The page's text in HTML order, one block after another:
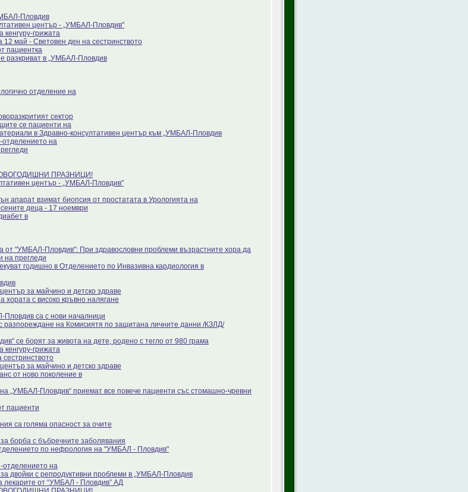
Пловдив
център - „УМБАЛ-Пловдив"
кенгуру-грижата
12 май - Световен ден на сестринството
пациентка
разкриват в „УМБАЛ-Пловдив
отделение на
сектор
се пациенти на
в Здравно-консултативен център към „УМБАЛ-Пловдив
отделението на
ПРАЗНИЦИ!
център - „УМБАЛ-Пловдив"
апарат взимат биопсия от простатата в Урологията на
деца - 17 ноември
в
от "УМБАЛ-Пловдив": При здравословни проблеми възрастните хора да
на прегледи
годишно в Отделението по Инвазивна кардиология в
за майчино и детско здраве
хората с високо кръвно налягане
са с нови началници
разпореждане на Комисиятя по защитана личните данни /КЗЛД/
се борят за живота на дете, родено с тегло от 980 грама
кенгуру-грижата
за майчино и детско здраве
от ново поколение в
„УМБАЛ-Пловдив“ приемат все повече пациенти със стомашно-чревни
пациенти
са голяма опасност за очите
борба с бъбречните заболявания
по нефрология на "УМБАЛ - Пловдив"
отделението на
двойки с репродуктивни проблеми в „УМБАЛ-Пловдив
лекарите от “УМБАЛ - Пловдив” АД